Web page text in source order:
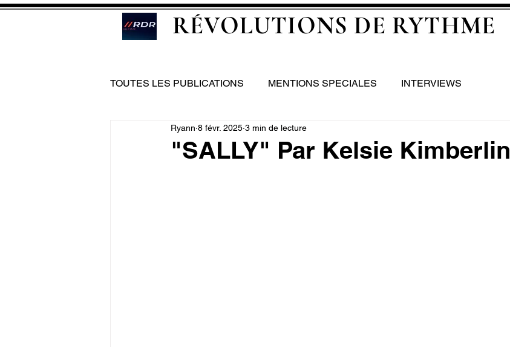
RÉVOLUTIONS DE RYTHME
TOUTES LES PUBLICATIONS MENTIONS SPECIALES INTERVIEWS
"SALLY" Par Kelsie Kimberlin
Ryann 8 févr. 2025 3 min de lecture